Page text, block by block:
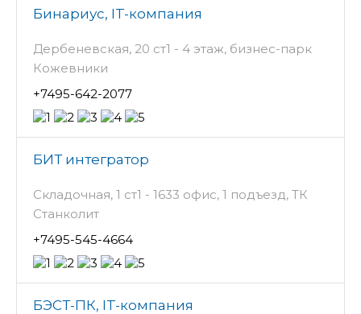
Бинариус, IT-компания
Дербеневская, 20 ст1 - 4 этаж, бизнес-парк
Кожевники
+7495-642-2077
БИТ интегратор
Складочная, 1 ст1 - 1633 офис, 1 подъезд, ТК
Станколит
+7495-545-4664
БЭСТ-ПК, IT-компания